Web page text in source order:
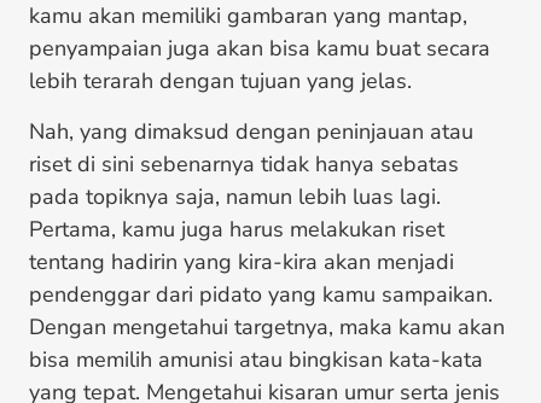
kamu akan memiliki gambaran yang mantap,
penyampaian juga akan bisa kamu buat secara
lebih terarah dengan tujuan yang jelas.
Nah, yang dimaksud dengan peninjauan atau
riset di sini sebenarnya tidak hanya sebatas
pada topiknya saja, namun lebih luas lagi.
Pertama, kamu juga harus melakukan riset
tentang hadirin yang kira-kira akan menjadi
pendenggar dari pidato yang kamu sampaikan.
Dengan mengetahui targetnya, maka kamu akan
bisa memilih amunisi atau bingkisan kata-kata
yang tepat. Mengetahui kisaran umur serta jenis